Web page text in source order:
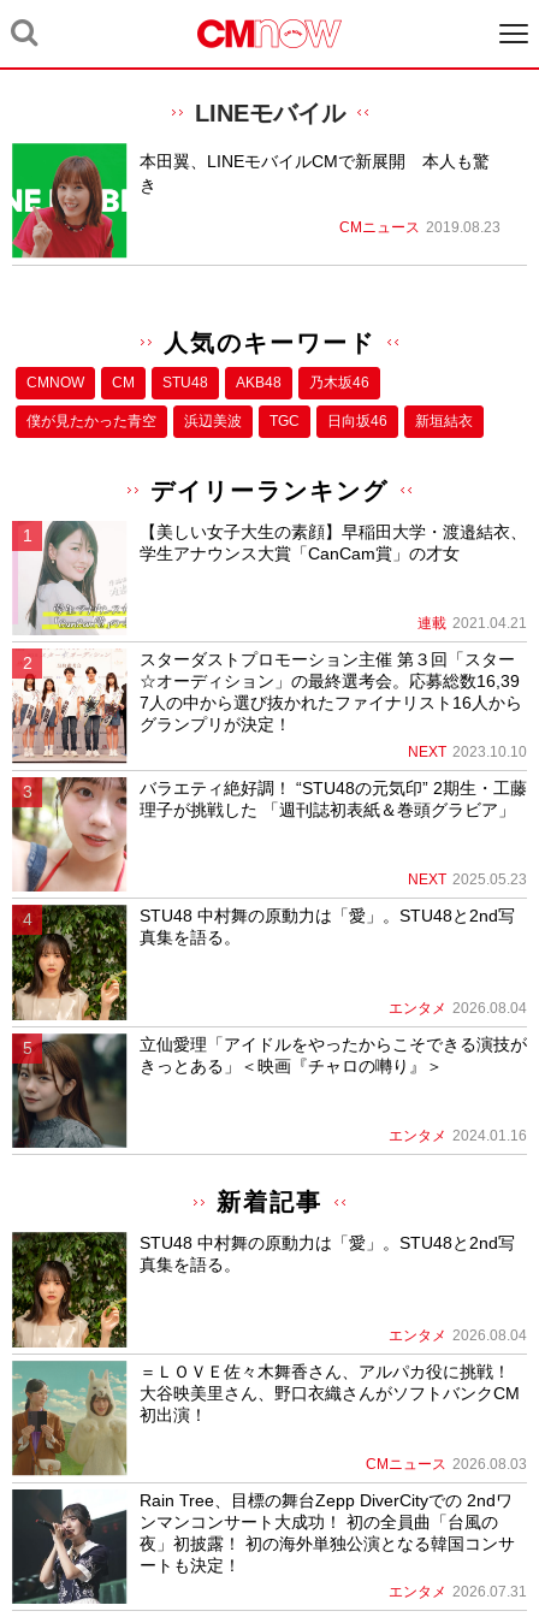
LINEモバイル
本田翼、LINEモバイルCMで新展開 本人も驚
き
CMニュース 2019.08.23
人気のキーワード
CMNOW CM STU48 AKB48 乃木坂46
僕が⾒たかった⻘空 浜辺美波 TGC 日向坂46 新垣結衣
デイリーランキング
【美しい女子大生の素顔】早稲田大学・渡邉結衣、
学生アナウンス大賞「CanCam賞」の才女
連載 2021.04.21
スターダストプロモーション主催 第３回「スター
☆オーディション」の最終選考会。応募総数16,39
7人の中から選び抜かれたファイナリスト16人から
グランプリが決定！
NEXT 2023.10.10
バラエティ絶好調！ “STU48の元気印” 2期生・工藤
理子が挑戦した 「週刊誌初表紙＆巻頭グラビア」
NEXT 2025.05.23
STU48 中村舞の原動力は「愛」。STU48と2nd写
真集を語る。
エンタメ 2026.08.04
立仙愛理「アイドルをやったからこそできる演技が
きっとある」＜映画『チャロの囀り』＞
エンタメ 2024.01.16
新着記事
STU48 中村舞の原動力は「愛」。STU48と2nd写
真集を語る。
エンタメ 2026.08.04
＝ＬＯＶＥ佐々木舞香さん、アルパカ役に挑戦！
大谷映美里さん、野口衣織さんがソフトバンクCM
初出演！
CMニュース 2026.08.03
Rain Tree、目標の舞台Zepp DiverCityでの 2ndワ
ンマンコンサート大成功！ 初の全員曲「台風の
夜」初披露！ 初の海外単独公演となる韓国コンサ
ートも決定！
エンタメ 2026.07.31